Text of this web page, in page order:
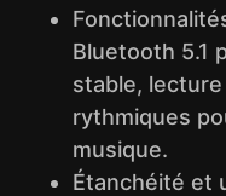
Bluetooth 5.1
stable,
rythmiques
musique.
Étanchéité et